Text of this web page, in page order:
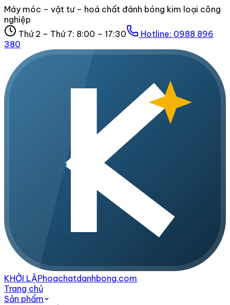
Máy móc – vật tư – hoá chất đánh bóng kim loại công
nghiệp
Thứ 2 – Thứ 7: 8:00 – 17:30
Hotline: 0988 896
380
KHỞI LẬPhoachatdanhbong.com
Trang chủ
Sản phẩm